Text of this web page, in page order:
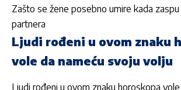
Zašto se žene posebno umire kada
partnera
Ljudi rođeni u ovom znaku
vole da nameću svoju volju
Ljudi rođeni u ovom znaku horoskopa